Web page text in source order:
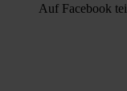
Auf Facebook